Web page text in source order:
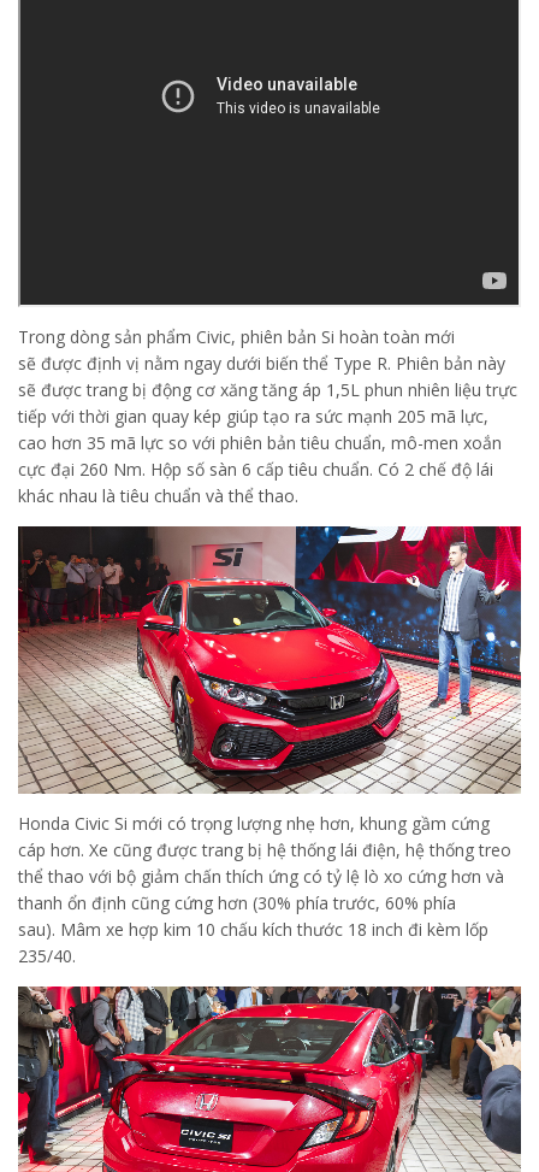
Trong dòng sản phẩm Civic, phiên bản Si hoàn toàn mới
sẽ được định vị nằm ngay dưới biến thể Type R. Phiên bản này
sẽ được trang bị động cơ xăng tăng áp 1,5L phun nhiên liệu trực
tiếp với thời gian quay kép giúp tạo ra sức mạnh 205 mã lực,
cao hơn 35 mã lực so với phiên bản tiêu chuẩn, mô-men xoắn
cực đại 260 Nm. Hộp số sàn 6 cấp tiêu chuẩn. Có 2 chế độ lái
khác nhau là tiêu chuẩn và thể thao.
Honda Civic Si mới có trọng lượng nhẹ hơn, khung gầm cứng
cáp hơn. Xe cũng được trang bị hệ thống lái điện, hệ thống treo
thể thao với bộ giảm chấn thích ứng có tỷ lệ lò xo cứng hơn và
thanh ổn định cũng cứng hơn (30% phía trước, 60% phía
sau). Mâm xe hợp kim 10 chấu kích thước 18 inch đi kèm lốp
235/40.